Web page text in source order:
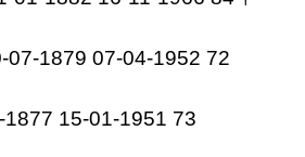
07-1879 07-04-1952 72
15-01-1951 73